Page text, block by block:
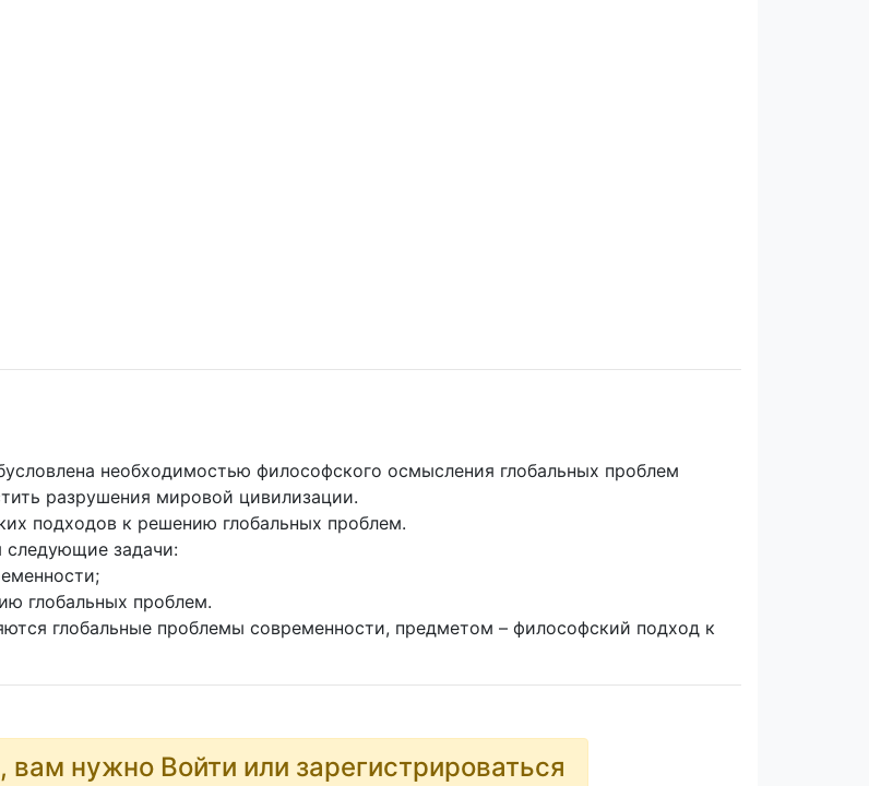
необходимостью философского осмысления глобальных проблем
разрушения мировой цивилизации.
подходов к решению глобальных проблем.
следующие задачи:
глобальных проблем.
глобальные проблемы современности, предметом – философский подход к
нужно Войти или зарегистрироваться